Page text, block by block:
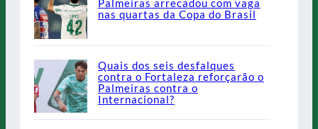
Palmeiras arrecadou com vaga
nas quartas da Copa do Brasil
Quais dos seis desfalques
contra o Fortaleza reforçarão o
Palmeiras contra o
Internacional?